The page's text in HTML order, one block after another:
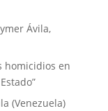
Ávila,
homicidios en
(Venezuela)